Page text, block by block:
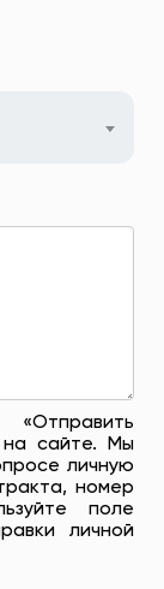
на сайте. Мы
личную
номер
поле
личной